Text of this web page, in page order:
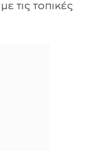
τις τοπικές